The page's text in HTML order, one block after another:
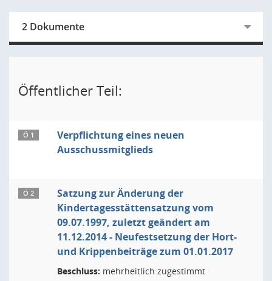
2 Dokumente
Öffentlicher Teil:
Ö 1
Verpflichtung eines neuen
Ausschussmitglieds
Ö 2
Satzung zur Änderung der
Kindertagesstättensatzung vom
09.07.1997, zuletzt geändert am
11.12.2014 - Neufestsetzung der Hort-
und Krippenbeiträge zum 01.01.2017
Beschluss: mehrheitlich zugestimmt